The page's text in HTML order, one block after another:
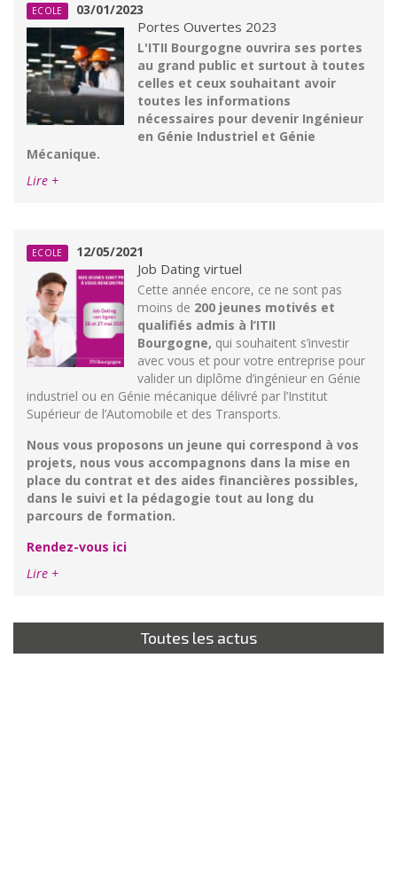
ECOLE 03/01/2023
Portes Ouvertes 2023
L'ITII Bourgogne ouvrira ses portes
au grand public et surtout à toutes
celles et ceux souhaitant avoir
toutes les informations
nécessaires pour devenir Ingénieur
en Génie Industriel et Génie
Mécanique.
Lire +
ECOLE 12/05/2021
Job Dating virtuel
Cette année encore, ce ne sont pas
moins de 200 jeunes motivés et
qualifiés admis à l’ITII
Bourgogne, qui souhaitent s’investir
avec vous et pour votre entreprise pour
valider un diplôme d’ingénieur en Génie
industriel ou en Génie mécanique délivré par l’Institut
Supérieur de l’Automobile et des Transports.
Nous vous proposons un jeune qui correspond à vos
projets, nous vous accompagnons dans la mise en
place du contrat et des aides financières possibles,
dans le suivi et la pédagogie tout au long du
parcours de formation.
Rendez-vous ici
Lire +
Toutes les actus